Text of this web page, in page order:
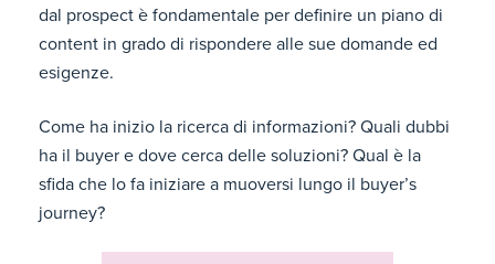
dal prospect è fondamentale per definire un piano di
content in grado di rispondere alle sue domande ed
esigenze.
Come ha inizio la ricerca di informazioni? Quali dubbi
ha il buyer e dove cerca delle soluzioni? Qual è la
sfida che lo fa iniziare a muoversi lungo il buyer’s
journey?